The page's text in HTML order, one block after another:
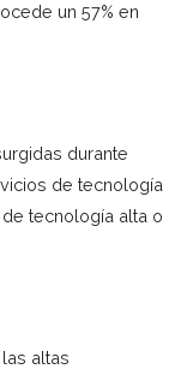
un 57% en
durante
de tecnología
tecnología alta o
altas